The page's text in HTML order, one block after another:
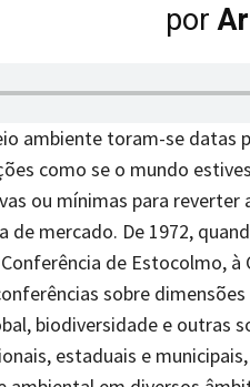
por
ambiente toram-se datas
como se o mundo
ou mínimas para reverter
de mercado. De 1972,
de Estocolmo, à
sobre
biodiversidade e outras
estaduais e